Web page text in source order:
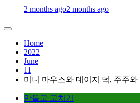
2 months ago2 months ago
Home
2022
June
11
미니 마우스와 데이지 덕, 주주
만들고 고치기